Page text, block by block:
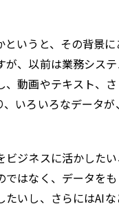
いうと、その背景
、以前は業務シス
動画やテキスト、
いろいろなデータ
ジネスに活かした
はなく、データを
いし、さらにはAI